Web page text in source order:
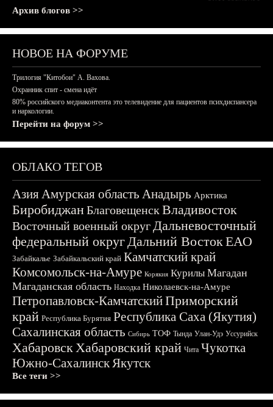
Архив блогов >>
НОВОЕ НА ФОРУМЕ
Трилогия "Китобои" А. Вахова.
Охранник спит - смена идёт
80% российского медиаконтента это телевидение для пациентов психдиспансера
и наркологии.
Перейти на форум >>
ОБЛАКО ТЕГОВ
АзияАмурская область Анадырь Арктика
БиробиджанБлаговещенскВладивосток
Восточный военный округДальневосточный
федеральный округДальний ВостокЕАО
Забайкалье Забайкальский край Камчатский край
Комсомольск-на-Амуре Корякия Курилы Магадан
Магаданская область Находка Николаевск-на-Амуре
Петропавловск-КамчатскийПриморский
край Республика Бурятия Республика Саха (Якутия)
Сахалинская область Сибирь ТОФ Тында Улан-Удэ Уссурийск
ХабаровскХабаровский край Чита Чукотка
Южно-СахалинскЯкутск
Все теги >>